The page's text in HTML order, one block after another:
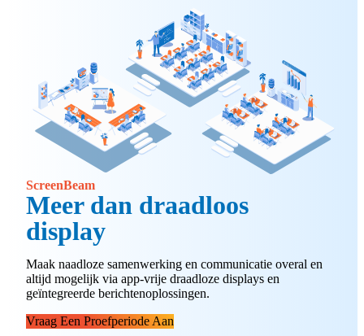
ScreenBeam
Meer dan draadloos
display
Maak naadloze samenwerking en communicatie overal en
altijd mogelijk via app-vrije draadloze displays en
geïntegreerde berichtenoplossingen.
Vraag Een Proefperiode Aan